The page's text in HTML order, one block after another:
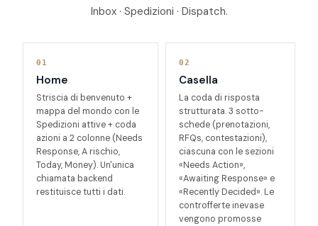
Inbox · Spedizioni · Dispatch.
01
Home
Striscia di benvenuto +
mappa del mondo con le
Spedizioni attive + coda
azioni a 2 colonne (Needs
Response, A rischio,
Today, Money). Un'unica
chiamata backend
restituisce tutti i dati.
02
Casella
La coda di risposta
strutturata. 3 sotto-
schede (prenotazioni,
RFQs, contestazioni),
ciascuna con le sezioni
«Needs Action»,
«Awaiting Response» e
«Recently Decided». Le
controfferte inevase
vengono promosse